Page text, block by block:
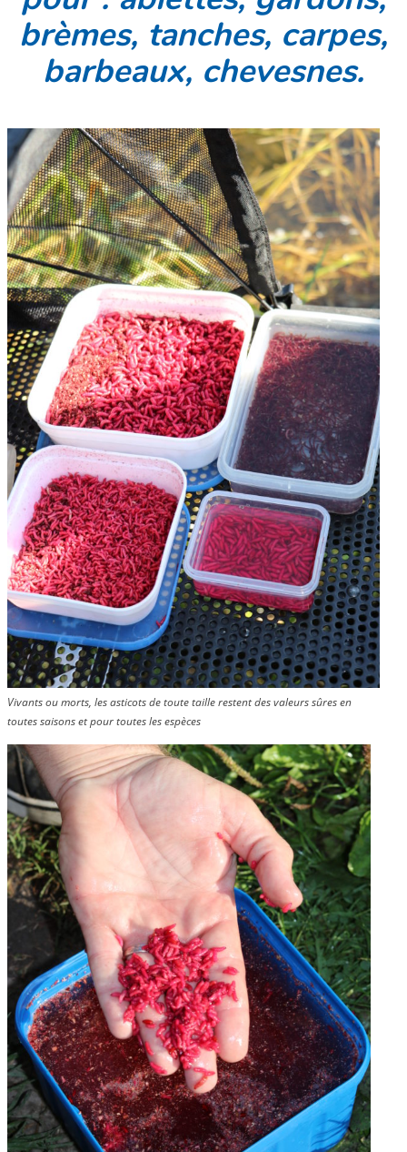
brèmes, tanches, carpes,
barbeaux, chevesnes.
Vivants ou morts, les asticots de toute taille restent des valeurs sûres en
toutes saisons et pour toutes les espèces